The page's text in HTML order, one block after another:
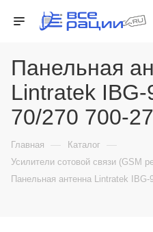
Панельная
Lintratek IBG-
70/270 700-
Главная — Каталог —
Усилители сотовой связи (GSM
Панельная антенна Lintratek